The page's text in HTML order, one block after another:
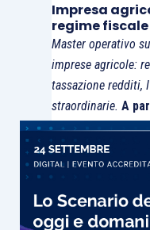
Impresa
regime fiscale
Master operativo
imprese agricole:
tassazione redditi,
straordinarie. A